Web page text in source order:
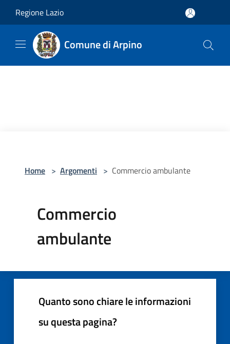
Regione Lazio
Comune di Arpino
Home > Argomenti > Commercio ambulante
Commercio
ambulante
Quanto sono chiare le informazioni
su questa pagina?